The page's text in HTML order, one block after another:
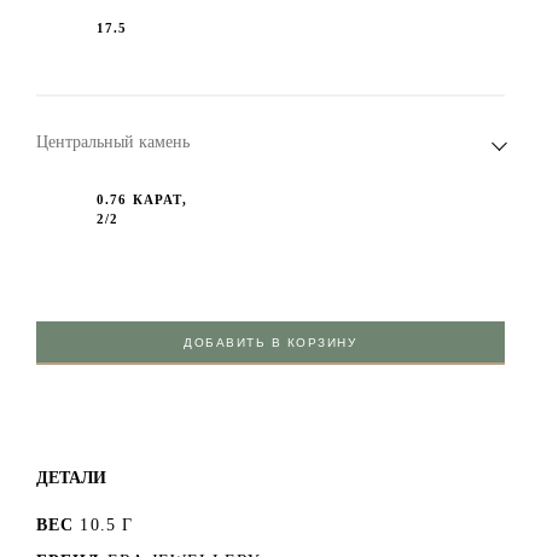
17.5
Центральный камень
0.76 КАРАТ,
2/2
ДОБАВИТЬ В КОРЗИНУ
ДЕТАЛИ
ВЕС 10.5 Г